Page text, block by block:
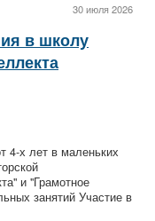
30 июля 2026
в школу
4-х лет в маленьких
и "Грамотное
занятий Участие в